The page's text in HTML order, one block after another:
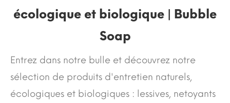
écologique et biologique | Bubble
Soap
Entrez dans notre bulle et découvrez notre
sélection de produits d'entretien naturels,
écologiques et biologiques : lessives, netoyants